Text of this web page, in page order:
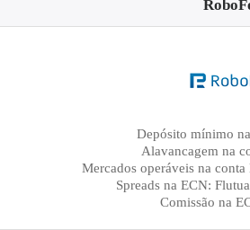
Depósito mínimo
Alavancagem na
Mercados operáveis na
Spreads na ECN:
Comissão na